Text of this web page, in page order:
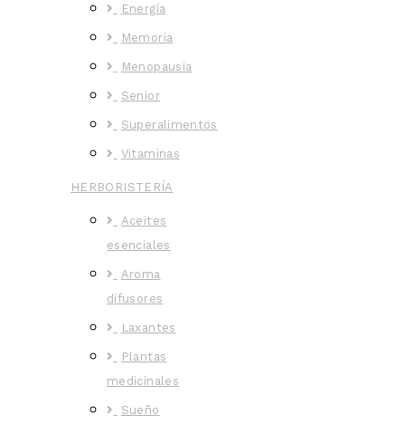
Energía
Memoria
Menopausia
Senior
Superalimentos
Vitaminas
HERBORISTERÍA
Aceites
esenciales
Aroma
difusores
Laxantes
Plantas
medicinales
Sueño